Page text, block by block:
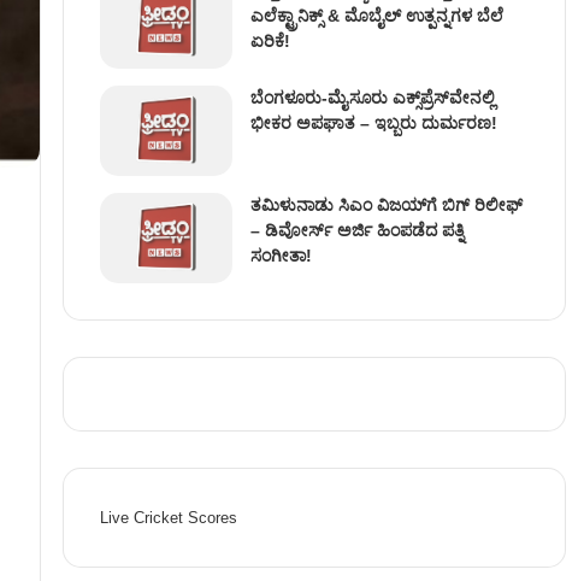
ಎಲೆಕ್ಟ್ರಾನಿಕ್ಸ್ & ಮೊಬೈಲ್ ಉತ್ಪನ್ನಗಳ ಬೆಲೆ
ಏರಿಕೆ!
ಬೆಂಗಳೂರು-ಮೈಸೂರು ಎಕ್ಸ್‌ಪ್ರೆಸ್‌ವೇನಲ್ಲಿ
ಭೀಕರ ಅಪಘಾತ – ಇಬ್ಬರು ದುರ್ಮರಣ!
ತಮಿಳುನಾಡು ಸಿಎಂ ವಿಜಯ್‌ಗೆ ಬಿಗ್ ರಿಲೀಫ್
– ಡಿವೋರ್ಸ್ ಅರ್ಜಿ ಹಿಂಪಡೆದ ಪತ್ನಿ
ಸಂಗೀತಾ!
Live Cricket Scores